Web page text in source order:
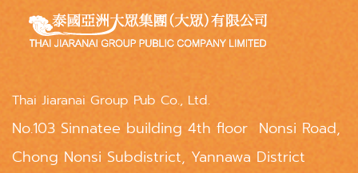
Thai Jiaranai Group Pub Co., Ltd.
No.103 Sinnatee building 4th floor Nonsi Road,
Chong Nonsi Subdistrict, Yannawa District